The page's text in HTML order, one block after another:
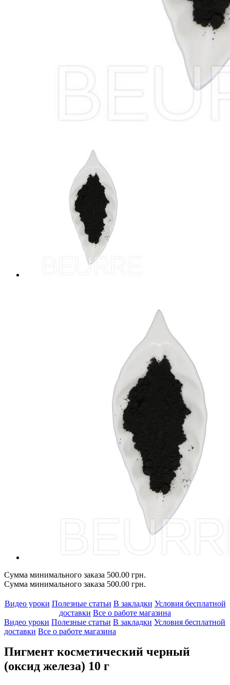
Сумма минимального заказа 500.00 грн.
Сумма минимального заказа 500.00 грн.
Видео уроки Полезные статьи В закладки Условия бесплатной
доставки Все о работе магазина
Видео уроки Полезные статьи В закладки Условия бесплатной
доставки Все о работе магазина
Пигмент косметический черный
(оксид железа) 10 г